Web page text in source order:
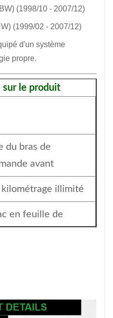
(1998/10 - 2007/12)
(1999/02 - 2007/12)
d'un système
propre.
sur le produit
du bras de
avant
kilométrage illimité
en feuille de